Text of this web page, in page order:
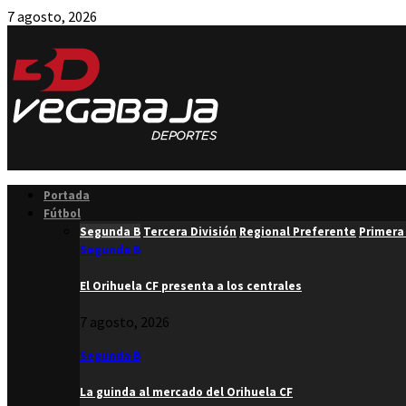
7 agosto, 2026
Portada
Fútbol
Segunda B Tercera División Regional Preferente
Segunda B
El Orihuela CF presenta a los centrales
7 agosto, 2026
Segunda B
La guinda al mercado del Orihuela CF